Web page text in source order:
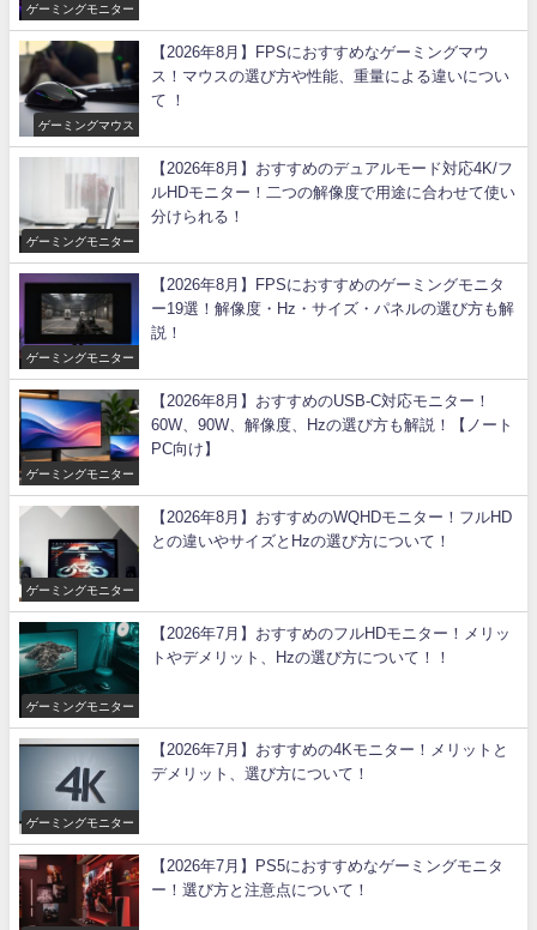
ゲーミングモニター
ゲーミングマウス
【2026年8月】FPSにおすすめなゲーミングマウ
ス！マウスの選び方や性能、重量による違いについ
て ！
ゲーミングモニター
【2026年8月】おすすめのデュアルモード対応4K/フ
ルHDモニター！二つの解像度で用途に合わせて使い
分けられる！
ゲーミングモニター
【2026年8月】FPSにおすすめのゲーミングモニタ
ー19選！解像度・Hz・サイズ・パネルの選び方も解
説！
ゲーミングモニター
【2026年8月】おすすめのUSB-C対応モニター！
60W、90W、解像度、Hzの選び方も解説！【ノート
PC向け】
ゲーミングモニター
【2026年8月】おすすめのWQHDモニター！フルHD
との違いやサイズとHzの選び方について！
ゲーミングモニター
【2026年7月】おすすめのフルHDモニター！メリッ
トやデメリット、Hzの選び方について！！
ゲーミングモニター
【2026年7月】おすすめの4Kモニター！メリットと
デメリット、選び方について！
【2026年7月】PS5におすすめなゲーミングモニタ
ー！選び方と注意点について！